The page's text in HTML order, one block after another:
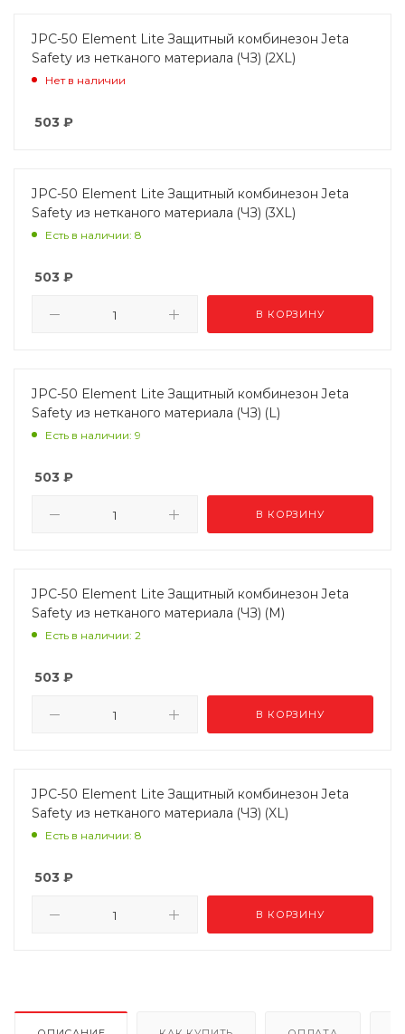
JPC-50 Element Lite Защитный комбинезон Jeta
Safety из нетканого материала (ЧЗ) (2XL)
Нет в наличии
503 ₽
JPC-50 Element Lite Защитный комбинезон Jeta
Safety из нетканого материала (ЧЗ) (3XL)
Есть в наличии: 8
503 ₽
В КОРЗИНУ
JPC-50 Element Lite Защитный комбинезон Jeta
Safety из нетканого материала (ЧЗ) (L)
Есть в наличии: 9
503 ₽
В КОРЗИНУ
JPC-50 Element Lite Защитный комбинезон Jeta
Safety из нетканого материала (ЧЗ) (M)
Есть в наличии: 2
503 ₽
В КОРЗИНУ
JPC-50 Element Lite Защитный комбинезон Jeta
Safety из нетканого материала (ЧЗ) (XL)
Есть в наличии: 8
503 ₽
В КОРЗИНУ